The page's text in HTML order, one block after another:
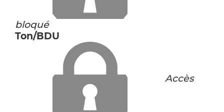
bloqué
Ton/BDU
Accès